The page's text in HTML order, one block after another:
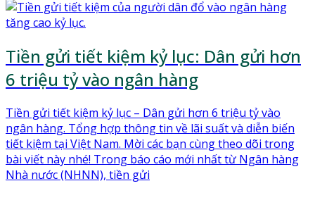
Tiền gửi tiết kiệm kỷ lục: Dân gửi hơn
6 triệu tỷ vào ngân hàng
Tiền gửi tiết kiệm kỷ lục – Dân gửi hơn 6 triệu tỷ vào
ngân hàng. Tổng hợp thông tin về lãi suất và diễn biến
tiết kiệm tại Việt Nam. Mời các bạn cùng theo dõi trong
bài viết này nhé! Trong báo cáo mới nhất từ Ngân hàng
Nhà nước (NHNN), tiền gửi